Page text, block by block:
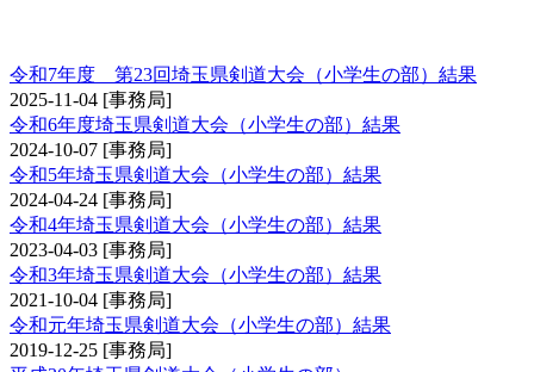
令和7年度 第23回埼玉県剣道大会（小学生の部）結果
2025-11-04 [事務局]
令和6年度埼玉県剣道大会（小学生の部）結果
2024-10-07 [事務局]
令和5年埼玉県剣道大会（小学生の部）結果
2024-04-24 [事務局]
令和4年埼玉県剣道大会（小学生の部）結果
2023-04-03 [事務局]
令和3年埼玉県剣道大会（小学生の部）結果
2021-10-04 [事務局]
令和元年埼玉県剣道大会（小学生の部）結果
2019-12-25 [事務局]